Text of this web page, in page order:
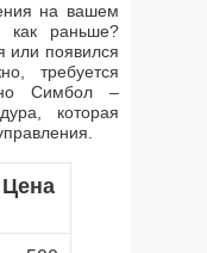
на вашем
как раньше?
или появился
требуется
Симбол –
которая
Цена